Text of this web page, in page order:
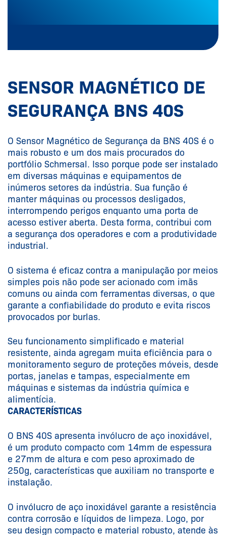
SENSOR MAGNÉTICO DE
SEGURANÇA BNS 40S
O Sensor Magnético de Segurança da BNS 40S é o
mais robusto e um dos mais procurados do
portfólio Schmersal. Isso porque pode ser instalado
em diversas máquinas e equipamentos de
inúmeros setores da indústria. Sua função é
manter máquinas ou processos desligados,
interrompendo perigos enquanto uma porta de
acesso estiver aberta. Desta forma, contribui com
a segurança dos operadores e com a produtividade
industrial.
O sistema é eficaz contra a manipulação por meios
simples pois não pode ser acionado com imãs
comuns ou ainda com ferramentas diversas, o que
garante a confiabilidade do produto e evita riscos
provocados por burlas.
Seu funcionamento simplificado e material
resistente, ainda agregam muita eficiência para o
monitoramento seguro de proteções móveis, desde
portas, janelas e tampas, especialmente em
máquinas e sistemas da indústria química e
alimentícia.
CARACTERÍSTICAS
O BNS 40S apresenta invólucro de aço inoxidável,
é um produto compacto com 14mm de espessura
e 27mm de altura e com peso aproximado de
250g, características que auxiliam no transporte e
instalação.
O invólucro de aço inoxidável garante a resistência
contra corrosão e líquidos de limpeza. Logo, por
seu design compacto e material robusto, atende às